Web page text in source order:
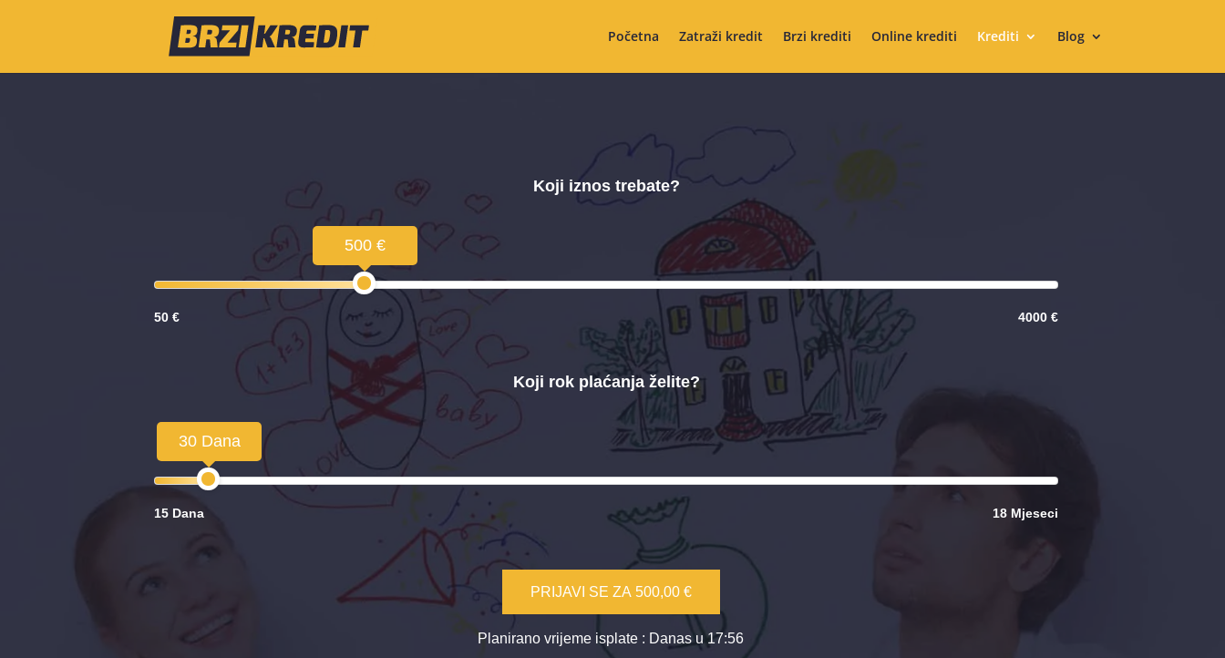
Početna Zatraži kredit Brzi krediti Online krediti Krediti Blog
Koji iznos trebate?
500 €
50 € 4000 €
Koji rok plaćanja želite?
30 Dana
15 Dana 18 Mjeseci
PRIJAVI SE ZA 500,00 €
Planirano vrijeme isplate : Danas u 17:56